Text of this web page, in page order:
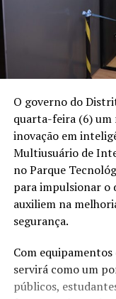
O governo do
quarta-feira (6) um
inovação em
Multiusuário de
no Parque
para impulsionar o
auxiliem na
segurança.
Com
servirá como um
públicos,